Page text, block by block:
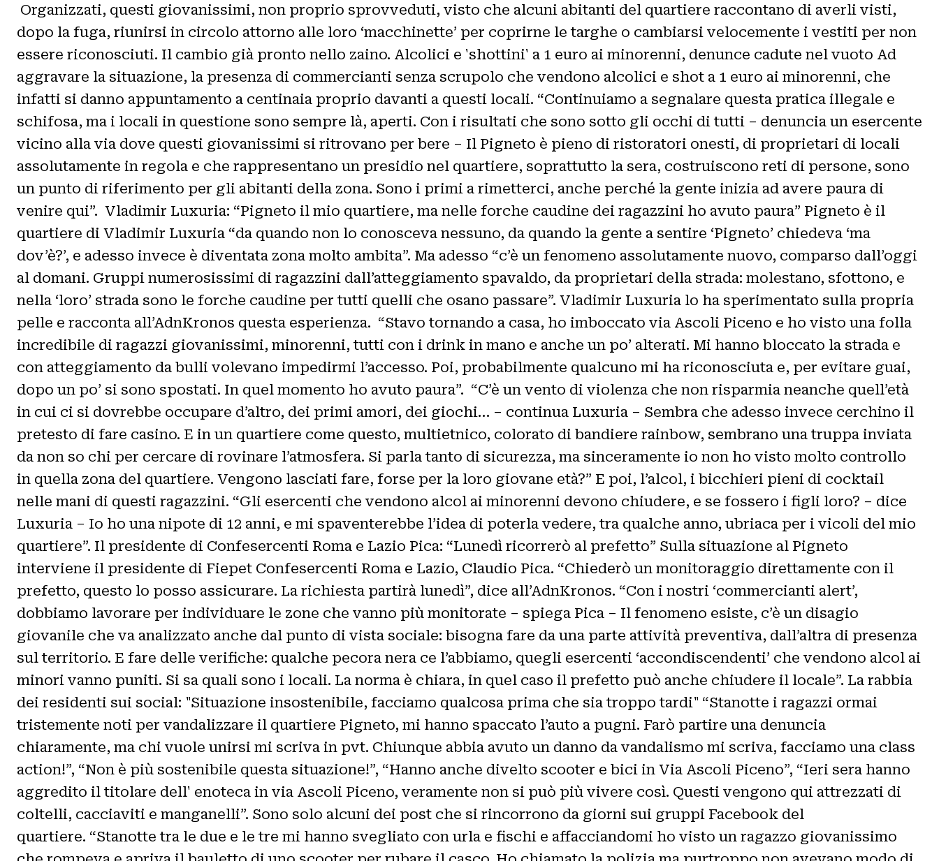
Organizzati, questi giovanissimi, non proprio sprovveduti, visto che alcuni abitanti del quartiere raccontano di averli visti,
dopo la fuga, riunirsi in circolo attorno alle loro ‘macchinette’ per coprirne le targhe o cambiarsi velocemente i vestiti per non
essere riconosciuti. Il cambio già pronto nello zaino. Alcolici e 'shottini' a 1 euro ai minorenni, denunce cadute nel vuoto Ad
aggravare la situazione, la presenza di commercianti senza scrupolo che vendono alcolici e shot a 1 euro ai minorenni, che
infatti si danno appuntamento a centinaia proprio davanti a questi locali. “Continuiamo a segnalare questa pratica illegale e
schifosa, ma i locali in questione sono sempre là, aperti. Con i risultati che sono sotto gli occhi di tutti – denuncia un esercente
vicino alla via dove questi giovanissimi si ritrovano per bere – Il Pigneto è pieno di ristoratori onesti, di proprietari di locali
assolutamente in regola e che rappresentano un presidio nel quartiere, soprattutto la sera, costruiscono reti di persone, sono
un punto di riferimento per gli abitanti della zona. Sono i primi a rimetterci, anche perché la gente inizia ad avere paura di
venire qui”. Vladimir Luxuria: “Pigneto il mio quartiere, ma nelle forche caudine dei ragazzini ho avuto paura” Pigneto è il
quartiere di Vladimir Luxuria “da quando non lo conosceva nessuno, da quando la gente a sentire ‘Pigneto’ chiedeva ‘ma
dov’è?’, e adesso invece è diventata zona molto ambita”. Ma adesso “c’è un fenomeno assolutamente nuovo, comparso dall’oggi
al domani. Gruppi numerosissimi di ragazzini dall’atteggiamento spavaldo, da proprietari della strada: molestano, sfottono, e
nella ‘loro’ strada sono le forche caudine per tutti quelli che osano passare”. Vladimir Luxuria lo ha sperimentato sulla propria
pelle e racconta all’AdnKronos questa esperienza. “Stavo tornando a casa, ho imboccato via Ascoli Piceno e ho visto una folla
incredibile di ragazzi giovanissimi, minorenni, tutti con i drink in mano e anche un po’ alterati. Mi hanno bloccato la strada e
con atteggiamento da bulli volevano impedirmi l’accesso. Poi, probabilmente qualcuno mi ha riconosciuta e, per evitare guai,
dopo un po’ si sono spostati. In quel momento ho avuto paura”. “C’è un vento di violenza che non risparmia neanche quell’età
in cui ci si dovrebbe occupare d’altro, dei primi amori, dei giochi… – continua Luxuria – Sembra che adesso invece cerchino il
pretesto di fare casino. E in un quartiere come questo, multietnico, colorato di bandiere rainbow, sembrano una truppa inviata
da non so chi per cercare di rovinare l’atmosfera. Si parla tanto di sicurezza, ma sinceramente io non ho visto molto controllo
in quella zona del quartiere. Vengono lasciati fare, forse per la loro giovane età?” E poi, l’alcol, i bicchieri pieni di cocktail
nelle mani di questi ragazzini. “Gli esercenti che vendono alcol ai minorenni devono chiudere, e se fossero i figli loro? – dice
Luxuria – Io ho una nipote di 12 anni, e mi spaventerebbe l’idea di poterla vedere, tra qualche anno, ubriaca per i vicoli del mio
quartiere”. Il presidente di Confesercenti Roma e Lazio Pica: “Lunedì ricorrerò al prefetto” Sulla situazione al Pigneto
interviene il presidente di Fiepet Confesercenti Roma e Lazio, Claudio Pica. “Chiederò un monitoraggio direttamente con il
prefetto, questo lo posso assicurare. La richiesta partirà lunedì”, dice all’AdnKronos. “Con i nostri ‘commercianti alert’,
dobbiamo lavorare per individuare le zone che vanno più monitorate – spiega Pica – Il fenomeno esiste, c’è un disagio
giovanile che va analizzato anche dal punto di vista sociale: bisogna fare da una parte attività preventiva, dall’altra di presenza
sul territorio. E fare delle verifiche: qualche pecora nera ce l’abbiamo, quegli esercenti ‘accondiscendenti’ che vendono alcol ai
minori vanno puniti. Si sa quali sono i locali. La norma è chiara, in quel caso il prefetto può anche chiudere il locale”. La rabbia
dei residenti sui social: "Situazione insostenibile, facciamo qualcosa prima che sia troppo tardi" “Stanotte i ragazzi ormai
tristemente noti per vandalizzare il quartiere Pigneto, mi hanno spaccato l’auto a pugni. Farò partire una denuncia
chiaramente, ma chi vuole unirsi mi scriva in pvt. Chiunque abbia avuto un danno da vandalismo mi scriva, facciamo una class
action!”, “Non è più sostenibile questa situazione!”, “Hanno anche divelto scooter e bici in Via Ascoli Piceno”, “Ieri sera hanno
aggredito il titolare dell' enoteca in via Ascoli Piceno, veramente non si può più vivere così. Questi vengono qui attrezzati di
coltelli, cacciaviti e manganelli”. Sono solo alcuni dei post che si rincorrono da giorni sui gruppi Facebook del
quartiere. “Stanotte tra le due e le tre mi hanno svegliato con urla e fischi e affacciandomi ho visto un ragazzo giovanissimo